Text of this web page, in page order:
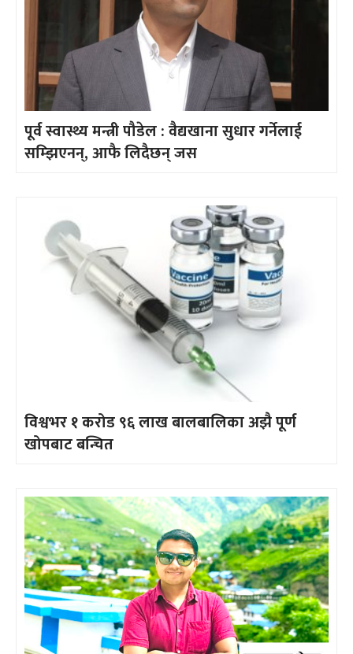
पूर्व स्वास्थ्य मन्त्री पौडेल : वैद्यखाना सुधार गर्नेलाई
सम्झिएनन्, आफै लिदैछन् जस
विश्वभर १ करोड ९६ लाख बालबालिका अझै पूर्ण
खोपबाट बन्चित